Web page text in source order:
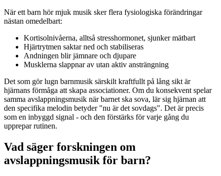
När ett barn hör mjuk musik sker flera fysiologiska förändringar
nästan omedelbart:
Kortisolnivåerna, alltså stresshormonet, sjunker mätbart
Hjärtrytmen saktar ned och stabiliseras
Andningen blir jämnare och djupare
Musklerna slappnar av utan aktiv ansträngning
Det som gör lugn barnmusik särskilt kraftfullt på lång sikt är
hjärnans förmåga att skapa associationer. Om du konsekvent spelar
samma avslappningsmusik när barnet ska sova, lär sig hjärnan att
den specifika melodin betyder "nu är det sovdags". Det är precis
som en inbyggd signal - och den förstärks för varje gång du
upprepar rutinen.
Vad säger forskningen om
avslappningsmusik för barn?